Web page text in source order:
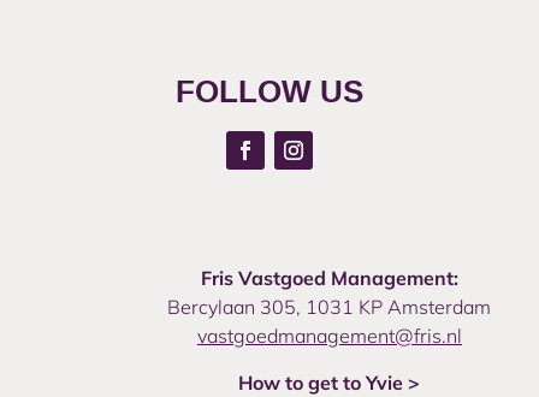
FOLLOW US
Fris Vastgoed Management:
Bercylaan 305, 1031 KP Amsterdam
vastgoedmanagement@fris.nl
How to get to Yvie >